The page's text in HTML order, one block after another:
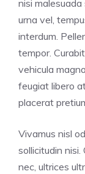
nisi
urna vel,
interdum.
tempor.
vehicula
feugiat libero
placerat
Vivamus nisl
sollicitudin nisi.
nec, ultrices